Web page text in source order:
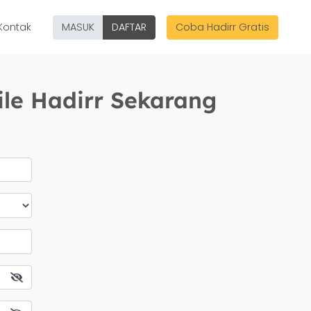
MASUK DAFTAR Coba Hadirr Gratis
Hadirr Sekarang